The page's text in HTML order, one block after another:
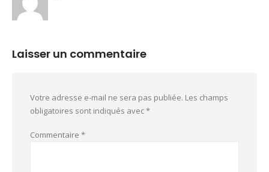
Laisser un commentaire
Votre adresse e-mail ne sera pas publiée. Les champs
obligatoires sont indiqués avec*
Commentaire *